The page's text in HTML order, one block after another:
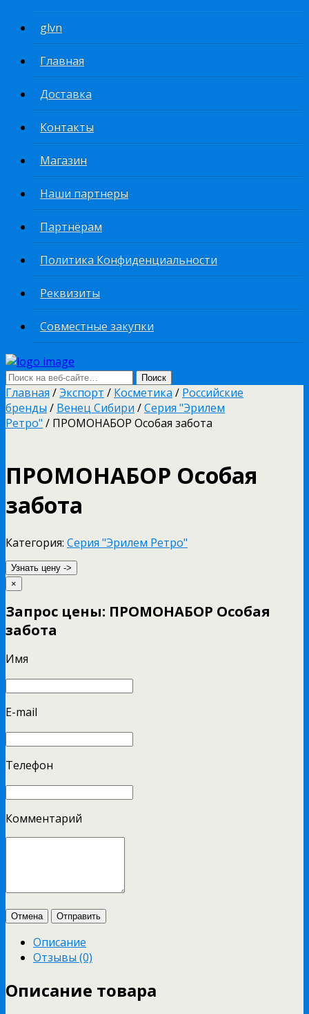
glvn
Главная
Доставка
Контакты
Магазин
Наши партнеры
Партнёрам
Политика Конфиденциальности
Реквизиты
Совместные закупки
Главная /Экспорт / Косметика / Российские
бренды / Венец Сибири /Серия "Эрилем
Ретро" / ПРОМОНАБОР Особая забота
ПРОМОНАБОР Особая
забота
Категория: Серия "Эрилем Ретро"
Узнать цену ->
×
Запрос цены: ПРОМОНАБОР Особая
забота
Имя
E-mail
Телефон
Комментарий
Отмена Отправить
Описание
Отзывы (0)
Описание товара